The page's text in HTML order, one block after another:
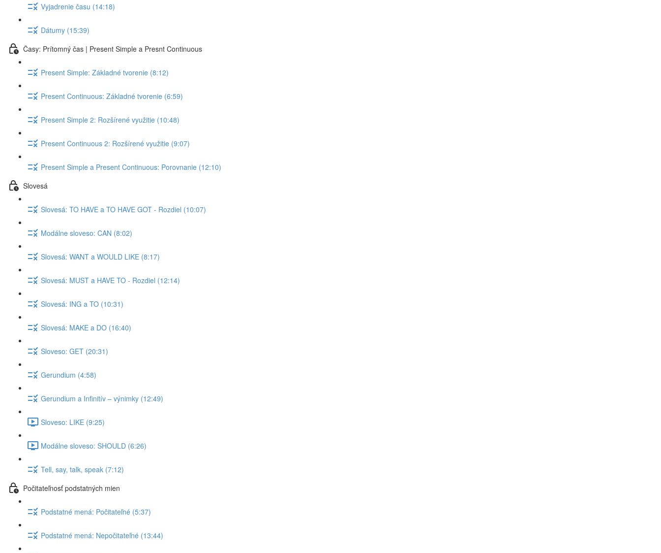
Vyjadrenie času (14:18)
Dátumy (15:39)
Časy: Prítomný čas | Present Simple a Presnt Continuous
Present Simple: Základné tvorenie (8:12)
Present Continuous: Základné tvorenie (6:59)
Present Simple 2: Rozšírené využitie (10:48)
Present Continuous 2: Rozšírené využitie (9:07)
Present Simple a Present Continuous: Porovnanie (12:10)
Slovesá
Slovesá: TO HAVE a TO HAVE GOT - Rozdiel (10:07)
Modálne sloveso: CAN (8:02)
Slovesá: WANT a WOULD LIKE (8:17)
Slovesá: MUST a HAVE TO - Rozdiel (12:14)
Slovesá: ING a TO (10:31)
Slovesá: MAKE a DO (16:40)
Sloveso: GET (20:31)
Gerundium (4:58)
Gerundium a Infinitív – výnimky (12:49)
Sloveso: LIKE (9:25)
Modálne sloveso: SHOULD (6:26)
Tell, say, talk, speak (7:12)
Počitateľnosť podstatných mien
Podstatné mená: Počitateľné (5:37)
Podstatné mená: Nepočitateľné (13:44)